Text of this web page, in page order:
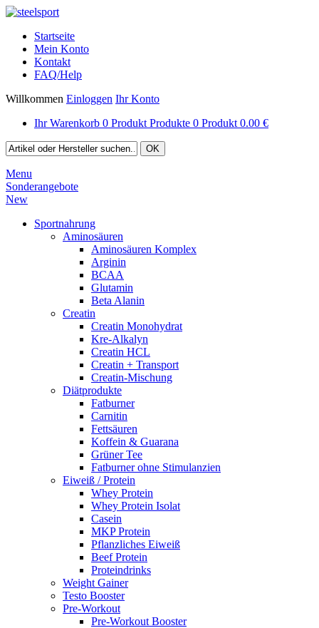
Startseite
Mein Konto
Kontakt
FAQ/Help
Willkommen Einloggen Ihr Konto
Ihr Warenkorb 0 Produkt Produkte 0 Produkt 0.00 €
Menu
Sonderangebote
New
Sportnahrung
Aminosäuren
Aminosäuren Komplex
Arginin
BCAA
Glutamin
Beta Alanin
Creatin
Creatin Monohydrat
Kre-Alkalyn
Creatin HCL
Creatin + Transport
Creatin-Mischung
Diätprodukte
Fatburner
Carnitin
Fettsäuren
Koffein & Guarana
Grüner Tee
Fatburner ohne Stimulanzien
Eiweiß / Protein
Whey Protein
Whey Protein Isolat
Casein
MKP Protein
Pflanzliches Eiweiß
Beef Protein
Proteindrinks
Weight Gainer
Testo Booster
Pre-Workout
Pre-Workout Booster